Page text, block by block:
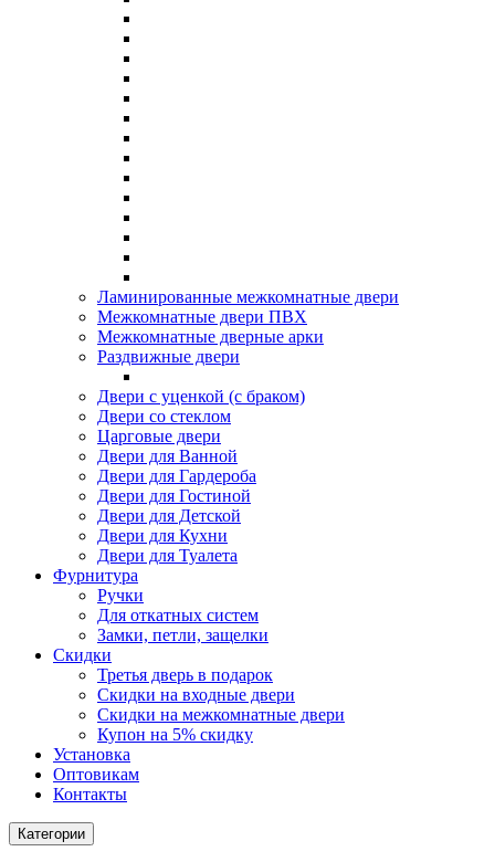
Ламинированные межкомнатные двери
Межкомнатные двери ПВХ
Межкомнатные дверные арки
Раздвижные двери
Двери с уценкой (с браком)
Двери со стеклом
Царговые двери
Двери для Ванной
Двери для Гардероба
Двери для Гостиной
Двери для Детской
Двери для Кухни
Двери для Туалета
Фурнитура
Ручки
Для откатных систем
Замки, петли, защелки
Скидки
Третья дверь в подарок
Скидки на входные двери
Скидки на межкомнатные двери
Купон на 5% скидку
Установка
Оптовикам
Контакты
Категории